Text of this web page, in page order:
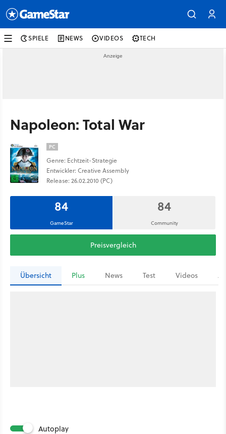
SPIELE NEWS VIDEOS TECH
Napoleon: Total War
PC
Genre: Echtzeit-Strategie
Entwickler: Creative Assembly
Release: 26.02.2010 (PC)
84
GameStar
84
Community
Preisvergleich
Übersicht Plus News Test Videos
Autoplay